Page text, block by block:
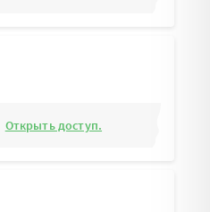
Открыть доступ.